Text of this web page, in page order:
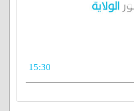
15:30